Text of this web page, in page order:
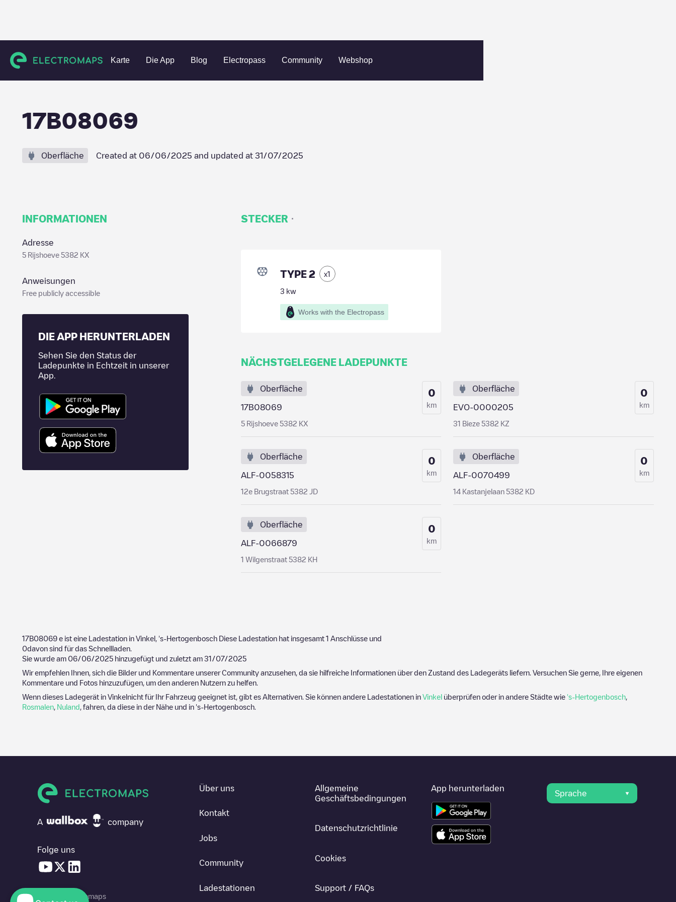
Karte Die App Blog Electropass Community Webshop
Charging stations Niederlande 's-Hertogenbosch Vinkel 17B08069
17B08069
Oberfläche Created at 06/06/2025 and updated at 31/07/2025
INFORMATIONEN
Adresse
5 Rijshoeve 5382 KX
Anweisungen
Free publicly accessible
DIE APP HERUNTERLADEN
Sehen Sie den Status der
Ladepunkte in Echtzeit in unserer
App.
STECKER ·
TYPE 2 x1
3 kw
Works with the Electropass
NÄCHSTGELEGENE LADEPUNKTE
Oberfläche
17B08069
5 Rijshoeve 5382 KX
0
km
Oberfläche
EVO-0000205
31 Bieze 5382 KZ
0
km
Oberfläche
ALF-0058315
12e Brugstraat 5382 JD
0
km
Oberfläche
ALF-0070499
14 Kastanjelaan 5382 KD
0
km
Oberfläche
ALF-0066879
1 Wilgenstraat 5382 KH
0
km
17B08069 e ist eine Ladestation in Vinkel 's-Hertogenbosch Diese Ladestation hat insgesamt 1 Anschlüsse und
0davon sind für das Schnellladen.
Sie wurde am 06/06/2025 hinzugefügt und zuletzt am 31/07/2025
Wir empfehlen Ihnen, sich die Bilder und Kommentare unserer Community anzusehen, da sie hilfreiche Informationen über den Zustand des Ladegeräts liefern. Versuchen Sie gerne, Ihre eigenen
Kommentare und Fotos hinzuzufügen, um den anderen Nutzern zu helfen.
Wenn dieses Ladegerät in Vinkel nicht für Ihr Fahrzeug geeignet ist, gibt es Alternativen. Sie können andere Ladestationen in Vinkel überprüfen oder in andere Städte wie 's-Hertogenbosch
Rosmalen Nuland , fahren, da diese in der Nähe und in 's-Hertogenbosch
A company
Folge uns
© 2026 Electromaps
Über uns
Kontakt
Jobs
Community
Ladestationen
Allgemeine
Geschäftsbedingungen
Datenschutzrichtlinie
Cookies
Support / FAQs
App herunterladen
Sprache